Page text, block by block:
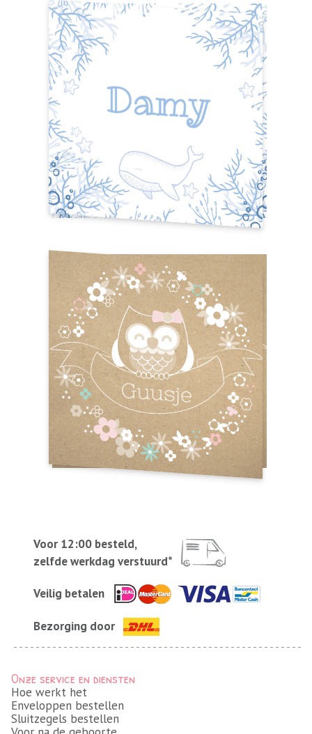
Voor 12:00 besteld,
zelfde werkdag verstuurd*
Veilig betalen
Bezorging door
Onze service en diensten
Hoe werkt het
Enveloppen bestellen
Sluitzegels bestellen